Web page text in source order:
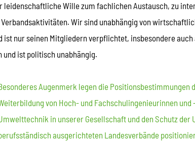
leidenschaftliche Wille zum fachlichen Austausch, zu
Wir sind unabhängig von
nur seinen Mitgliedern verpflichtet, insbesondere
ist politisch unabhängig.
Augenmerk legen die Positionsbestimmungen
von Hoch- und Fachschulingenieurinnen
in unserer Gesellschaft und den Schutz der
ausgerichteten Landesverbände